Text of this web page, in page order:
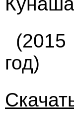
(2015
год)